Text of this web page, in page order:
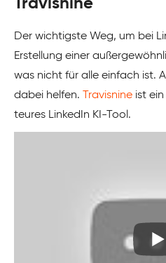
Der wichtigste Weg, um bei
Erstellung einer
was nicht für alle einfach ist.
dabei helfen. Travisnine ist
teures LinkedIn KI-Tool.